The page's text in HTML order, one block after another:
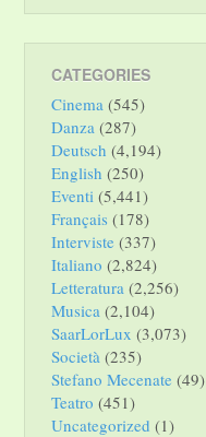
CATEGORIES
Cinema (545)
Danza (287)
Deutsch (4,194)
English (250)
Eventi (5,441)
Français (178)
Interviste (337)
Italiano (2,824)
Letteratura (2,256)
Musica (2,104)
SaarLorLux (3,073)
Società (235)
Stefano Mecenate (49)
Teatro (451)
Uncategorized (1)